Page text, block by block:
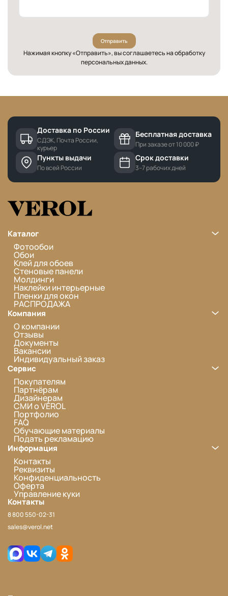
Отправить
Нажимая кнопку «Отправить», вы соглашаетесьна обработку
персональных данных.
Доставка по России
СДЭК, Почта России,
курьер
Бесплатная доставка
При заказе от 10 000 ₽
Пункты выдачи
По всей России
Срок доставки
3–7 рабочих дней
Каталог
Фотообои
Обои
Клей для обоев
Стеновые панели
Молдинги
Наклейки интерьерные
Пленки для окон
РАСПРОДАЖА
Компания
О компании
Отзывы
Документы
Вакансии
Индивидуальный заказ
Сервис
Покупателям
Партнёрам
Дизайнерам
СМИ о VEROL
Портфолио
FAQ
Обучающие материалы
Подать рекламацию
Информация
Контакты
Реквизиты
Конфиденциальность
Оферта
Управление куки
Контакты
8 800 550-02-31
sales@verol.net